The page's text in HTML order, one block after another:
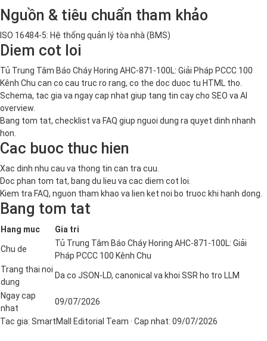
Nguồn & tiêu chuẩn tham khảo
ISO 16484-5: Hệ thống quản lý tòa nhà (BMS)
Diem cot loi
Tủ Trung Tâm Báo Cháy Horing AHC-871-100L: Giải Pháp PCCC 100
Kênh Chu can co cau truc ro rang, co the doc duoc tu HTML tho.
Schema, tac gia va ngay cap nhat giup tang tin cay cho SEO va AI
overview.
Bang tom tat, checklist va FAQ giup nguoi dung ra quyet dinh nhanh
hon.
Cac buoc thuc hien
Xac dinh nhu cau va thong tin can tra cuu.
Doc phan tom tat, bang du lieu va cac diem cot loi.
Kiem tra FAQ, nguon tham khao va lien ket noi bo truoc khi hanh dong.
Bang tom tat
Hang muc Gia tri
Chu de
Tủ Trung Tâm Báo Cháy Horing AHC-871-100L: Giải
Pháp PCCC 100 Kênh Chu
Trang thai noi
dung
Da co JSON-LD, canonical va khoi SSR ho tro LLM
Ngay cap
nhat
09/07/2026
Tac gia: SmartMall Editorial Team · Cap nhat: 09/07/2026